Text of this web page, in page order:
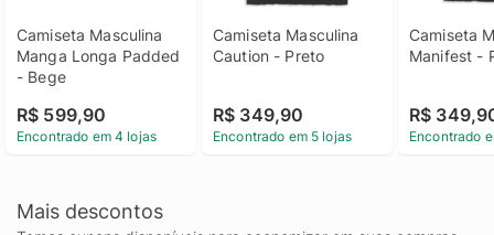
Camiseta Masculina
Manga Longa Padded
- Bege
R$ 599,90
Encontrado em 4 lojas
Camiseta Masculina
Caution - Preto
R$ 349,90
Encontrado em 5 lojas
Camiseta
Manifest -
R$
Encontrado
Mais descontos